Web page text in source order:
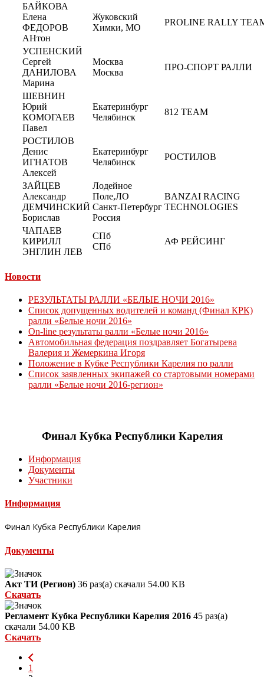
БАЙКОВА
Елена
ФЕДОРОВ
АНтон
Жуковский
Химки, МО
PROLINE RALLY
УСПЕНСКИЙ
Сергей
ДАНИЛОВА
Марина
Москва
Москва
ПРО-СПОРТ РАЛЛИ
ШЕВНИН
Юрий
КОМОГАЕВ
Павел
Екатеринбург
Челябинск
812 TEAM
РОСТИЛОВ
Денис
ИГНАТОВ
Алексей
Екатеринбург
Челябинск
РОСТИЛОВ
ЗАЙЦЕВ
Александр
ДЕМЧИНСКИЙ
Борислав
Лодейное
Поле,ЛО
Санкт-Петербург
Россия
BANZAI RACING
TECHNOLOGIES
ЧАПАЕВ
КИРИЛЛ
ЭНГЛИН ЛЕВ
СПб
СПб
АФ РЕЙСИНГ
Новости
РЕЗУЛЬТАТЫ РАЛЛИ «БЕЛЫЕ НОЧИ 2016»
Список допущенных водителей и команд (Финал КРК)
ралли «Белые ночи 2016»
On-line результаты ралли «Белые ночи 2016»
Автомобильная федерация поздравляет Богатырева
Валерия и Жемеркина Игоря
Положение в Кубке Республики Карелия по ралли
Список заявленных экипажей со стартовыми номерами
ралли «Белые ночи 2016-регион»
Финал Кубка Республики Карелия
Информация
Документы
Участники
Информация
Финал Кубка Республики Карелия
Документы
Акт ТИ (Регион) 36 раз(а) скачали 54.00 KB
Скачать
Регламент Кубка Республики Карелия 2016 45 раз(а)
скачали 54.00 KB
Скачать
1